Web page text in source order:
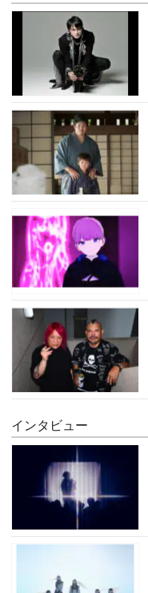
インタビュー